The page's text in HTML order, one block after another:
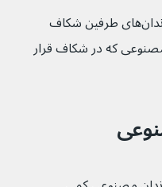
بریج روکش‌هایی هستند که روی دندان‌های طرفین شکاف
مصنوعی که در شکاف قرار